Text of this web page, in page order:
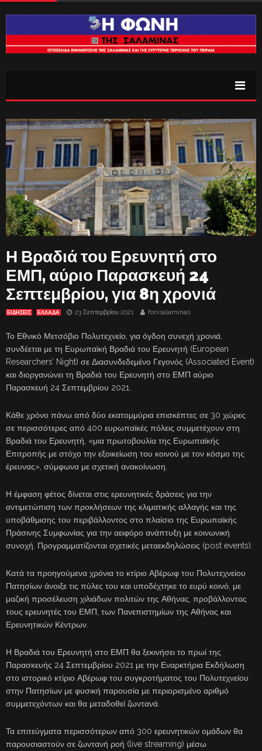
Η Βραδιά του Ερευνητή στο
ΕΜΠ, αύριο Παρασκευή 24
Σεπτεμβρίου, για 8η χρονιά
ΕΙΔΗΣΕΙΣ ΕΛΛΑΔΑ 23 Σεπτεμβρίου 2021 fonisalaminas
Το Εθνικό Μετσόβιο Πολυτεχνείο, για όγδοη συνεχή χρονιά,
συνδέεται με τη Ευρωπαϊκή Βραδιά του Ερευνητή (European
Researchers’ Night) σε Διασυνδεδεμένο Γεγονός (Associated Event)
και διοργανώνει τη Βραδιά του Ερευνητή στο ΕΜΠ αύριο
Παρασκευή 24 Σεπτεμβρίου 2021.
Κάθε χρόνο πάνω από δύο εκατομμύρια επισκέπτες σε 30 χώρες
σε περισσότερες από 400 ευρωπαϊκές πόλεις συμμετέχουν στη
Βραδιά του Ερευνητή, «μια πρωτοβουλία της Ευρωπαϊκής
Επιτροπής με στόχο την εξοικείωση του κοινού με τον κόσμο της
έρευνας», σύμφωνα με σχετική ανακοίνωση.
Η έμφαση φέτος δίνεται στις ερευνητικές δράσεις για την
αντιμετώπιση των προκλήσεων της κλιματικής αλλαγής και της
υποβάθμισης του περιβάλλοντος στο πλαίσιο της Ευρωπαϊκής
Πράσινης Συμφωνίας για την αειφόρο ανάπτυξη με κοινωνική
συνοχή. Προγραμματίζονται σχετικές μεταεκδηλώσεις (post events).
Κατά τα προηγούμενα χρόνια το κτίριο Αβέρωφ του Πολυτεχνείου
Πατησίων άνοιξε τις πύλες του και υποδέχτηκε το ευρύ κοινό, με
μαζική προσέλευση χιλιάδων πολιτών της Αθήνας, προβάλλοντας
τους ερευνητές του ΕΜΠ, των Πανεπιστημίων της Αθήνας και
Ερευνητικών Κέντρων.
Η Βραδιά του Ερευνητή στο ΕΜΠ θα ξεκινήσει το πρωί της
Παρασκευής 24 Σεπτεμβρίου 2021 με την Εναρκτήρια Εκδήλωση
στο ιστορικό κτίριο Αβέρωφ του συγκροτήματος του Πολυτεχνείου
στην Πατησίων με φυσική παρουσία με περιορισμένο αριθμό
συμμετεχόντων και θα μεταδοθεί ζωντανά.
Τα επιτεύγματα περισσότερων από 300 ερευνητικών ομάδων θα
παρουσιαστούν σε ζωντανή ροή (live streaming) μέσω